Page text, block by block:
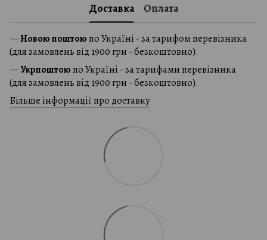
Доставка Оплата
—Новою поштою по Україні - за тарифом перевізника
(для замовлень від 1900 грн - безкоштовно).
—Укрпоштою по Україні - за тарифами перевізника
(для замовлень від 1900 грн - безкоштовно).
Більше інформації про доставку